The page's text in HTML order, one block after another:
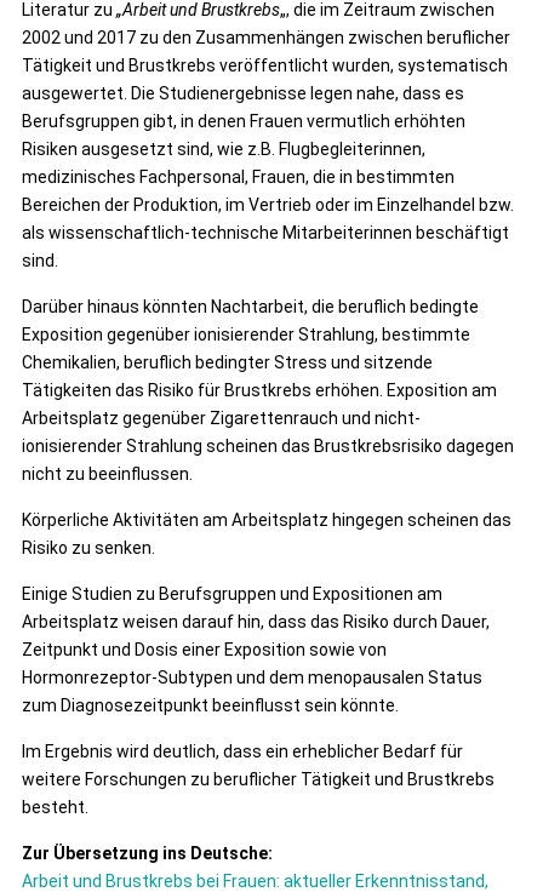
Literatur zu „Arbeit und Brustkrebs„, die im Zeitraum zwischen
2002 und 2017 zu den Zusammenhängen zwischen beruflicher
Tätigkeit und Brustkrebs veröffentlicht wurden, systematisch
ausgewertet. Die Studienergebnisse legen nahe, dass es
Berufsgruppen gibt, in denen Frauen vermutlich erhöhten
Risiken ausgesetzt sind, wie z.B. Flugbegleiterinnen,
medizinisches Fachpersonal, Frauen, die in bestimmten
Bereichen der Produktion, im Vertrieb oder im Einzelhandel bzw.
als wissenschaftlich-technische Mitarbeiterinnen beschäftigt
sind.
Darüber hinaus könnten Nachtarbeit, die beruflich bedingte
Exposition gegenüber ionisierender Strahlung, bestimmte
Chemikalien, beruflich bedingter Stress und sitzende
Tätigkeiten das Risiko für Brustkrebs erhöhen. Exposition am
Arbeitsplatz gegenüber Zigarettenrauch und nicht-
ionisierender Strahlung scheinen das Brustkrebsrisiko dagegen
nicht zu beeinflussen.
Körperliche Aktivitäten am Arbeitsplatz hingegen scheinen das
Risiko zu senken.
Einige Studien zu Berufsgruppen und Expositionen am
Arbeitsplatz weisen darauf hin, dass das Risiko durch Dauer,
Zeitpunkt und Dosis einer Exposition sowie von
Hormonrezeptor-Subtypen und dem menopausalen Status
zum Diagnosezeitpunkt beeinflusst sein könnte.
Im Ergebnis wird deutlich, dass ein erheblicher Bedarf für
weitere Forschungen zu beruflicher Tätigkeit und Brustkrebs
besteht.
Zur Übersetzung ins Deutsche:
Arbeit und Brustkrebs bei Frauen: aktueller Erkenntnisstand,